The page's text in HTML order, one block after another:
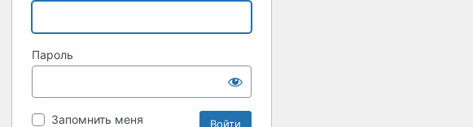
Пароль
Запомнить меня